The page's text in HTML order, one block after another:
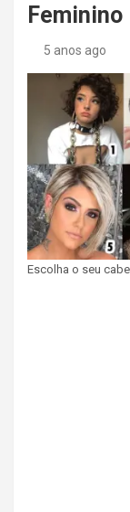
Feminino
5 anos ago
Escolha o seu